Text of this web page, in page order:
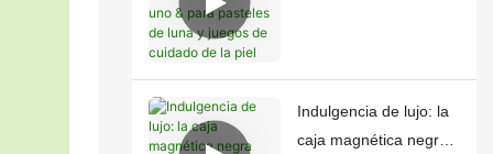
la piel
Indulgencia de lujo: la
caja magnética negra